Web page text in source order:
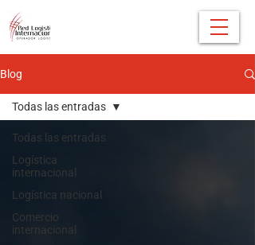
Blog
Todas las entradas
Logística
internacional
Logística nacional
Comercio
internacional
Todas las entradas